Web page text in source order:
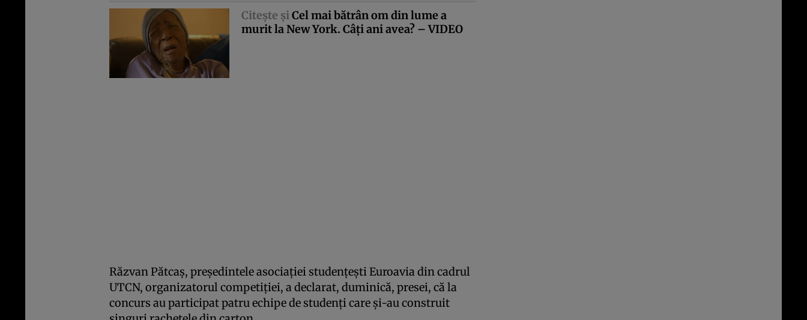
Citeşte şiCel mai bătrân om din lume a
murit la New York. Câţi ani avea? – VIDEO
Răzvan Pătcaş, preşedintele asociaţiei studenţeşti Euroavia din cadrul
UTCN, organizatorul competiţiei, a declarat, duminică, presei, că la
concurs au participat patru echipe de studenţi care şi-au construit